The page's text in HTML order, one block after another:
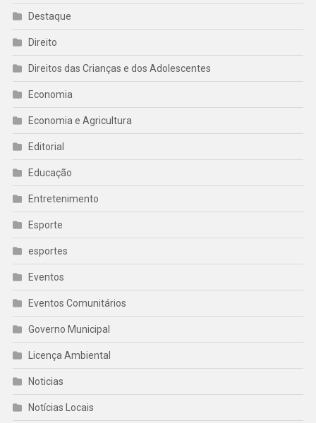
Destaque
Direito
Direitos das Crianças e dos Adolescentes
Economia
Economia e Agricultura
Editorial
Educação
Entretenimento
Esporte
esportes
Eventos
Eventos Comunitários
Governo Municipal
Licença Ambiental
Noticias
Notícias Locais